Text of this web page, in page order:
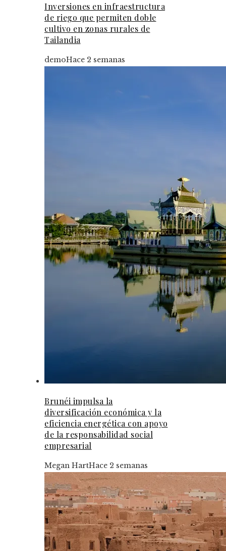
Inversiones en infraestructura
de riego que permiten doble
cultivo en zonas rurales de
Tailandia
demoHace 2 semanas
Brunéi impulsa la
diversificación económica y la
eficiencia energética con apoyo
de la responsabilidad social
empresarial
Megan HartHace 2 semanas